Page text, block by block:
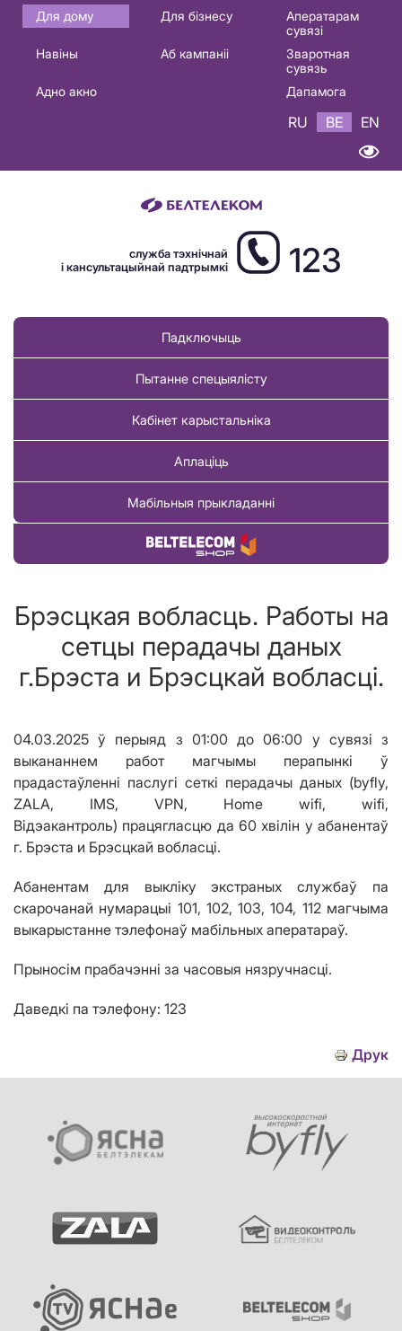
Основная
навигация
Для дому Для бізнесу
Аператарам
сувязі
Навіны
Аб кампаніі
Зваротная
сувязь
Адно акно
Дапамога
RU BE EN
служба тэхнічнай
і кансультацыйнай падтрымкі
123
Падключыць
Пытанне спецыялісту
Кабінет карыстальніка
Аплаціць
Мабільныя прыкладанні
Купіць тавар
Брэсцкая вобласць. Работы на
сетцы перадачы даных
г.Брэста и Брэсцкай вобласці.
04.03.2025 ў перыяд з 01:00 до 06:00 у сувязі з
выкананнем работ магчымы перапынкі ў
прадастаўленні паслугі сеткі перадачы даных (byfly,
ZALA, IMS, VPN, Home wifi, wifi,
Відэакантроль) працягласцю да 60 хвілін у абанентаў
г. Брэста и Брэсцкай вобласці.
Абанентам для выкліку экстраных службаў па
скарочанай нумарацыі 101, 102, 103, 104, 112 магчыма
выкарыстанне тэлефонаў мабільных аператараў.
Прыносім прабачэнні за часовыя нязручнасці.
Даведкі па тэлефону: 123
Друк